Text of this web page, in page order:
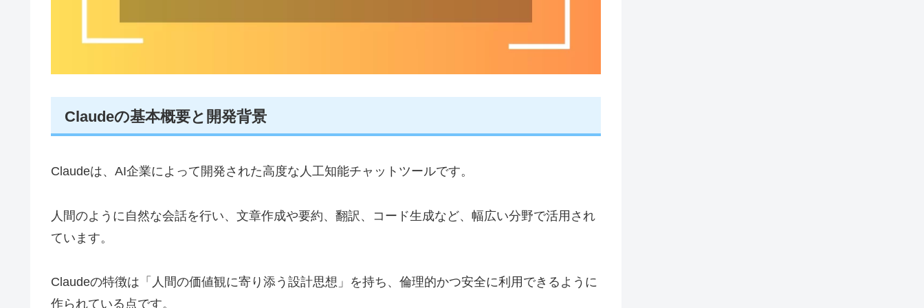
Claudeの基本概要と開発背景
Claudeは、AI企業によって開発された高度な人工知能チャットツールです。
人間のように自然な会話を行い、文章作成や要約、翻訳、コード生成など、幅広い分野で活用され
ています。
Claudeの特徴は「人間の価値観に寄り添う設計思想」を持ち、倫理的かつ安全に利用できるように
作られている点です。